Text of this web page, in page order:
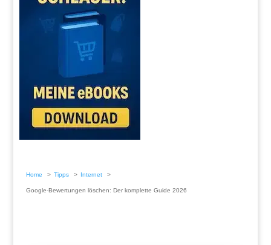
Home Tipps Internet
Google-Bewertungen löschen: Der komplette Guide 2026